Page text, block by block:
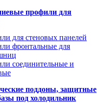
профили для
для стеновых панелей
фронтальные для
соединительные и
поддоны, защитные
под холодильник